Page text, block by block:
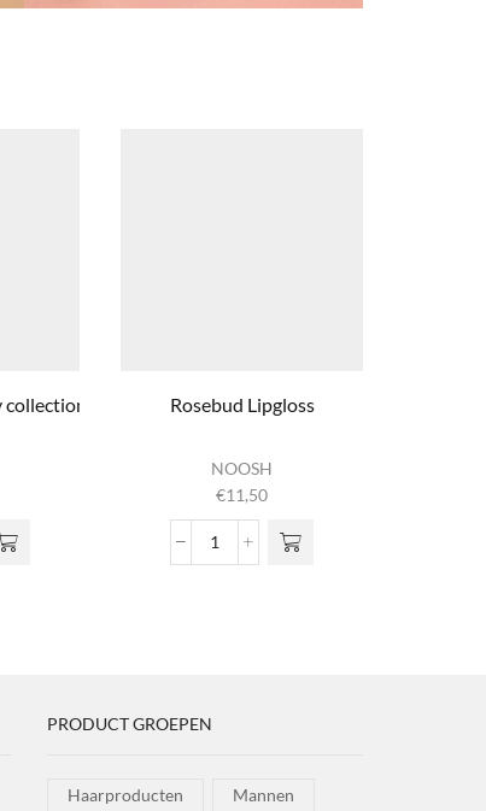
Valley collection
Rosebud Lipgloss
NOOSH
€11,50
Rosebud Lipgloss
PRODUCT GROEPEN
Haarproducten Mannen